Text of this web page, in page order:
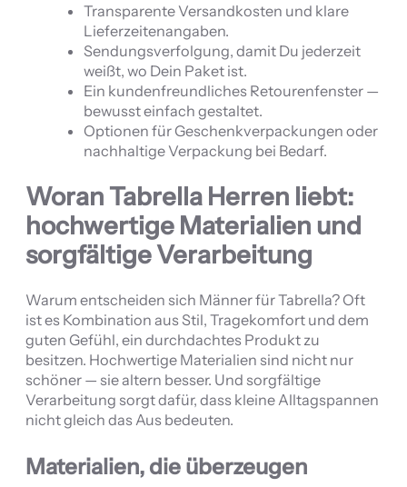
Transparente Versandkosten und klare
Lieferzeitenangaben.
Sendungsverfolgung, damit Du jederzeit
weißt, wo Dein Paket ist.
Ein kundenfreundliches Retourenfenster —
bewusst einfach gestaltet.
Optionen für Geschenkverpackungen oder
nachhaltige Verpackung bei Bedarf.
Woran Tabrella Herren liebt:
hochwertige Materialien und
sorgfältige Verarbeitung
Warum entscheiden sich Männer für Tabrella? Oft
ist es Kombination aus Stil, Tragekomfort und dem
guten Gefühl, ein durchdachtes Produkt zu
besitzen. Hochwertige Materialien sind nicht nur
schöner — sie altern besser. Und sorgfältige
Verarbeitung sorgt dafür, dass kleine Alltagspannen
nicht gleich das Aus bedeuten.
Materialien, die überzeugen